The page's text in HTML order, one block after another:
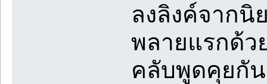
ลงลิงค์จากนิ
พลายแรกด้ว
คลับพูดคุยกัน